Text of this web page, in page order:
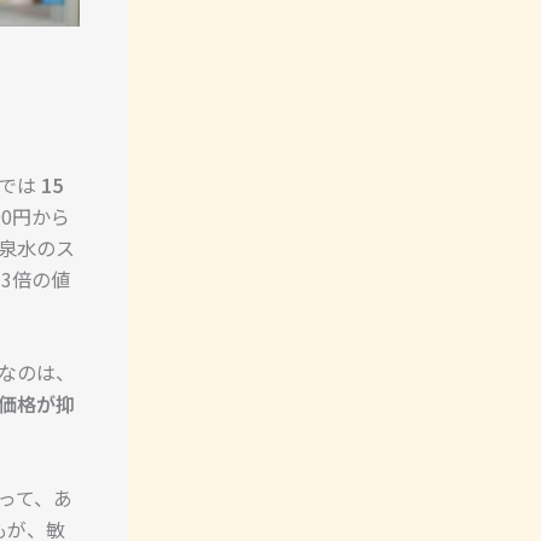
は 15
円から
水のス
倍の値
は、
格が抑
て、あ
が、敏